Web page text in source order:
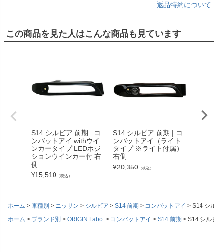
返品特約について
この商品を見た人はこんな商品も見ています
S14 シルビア 前期 | コ
ンバットアイ withウイ
ンカータイプ LEDポジ
ションウインカー付 右
側
¥15,510 （税込）
S14 シルビア 前期 | コ
ンバットアイ（ライト
タイプ ※ライト付属）
右側
¥20,350 （税込）
ホーム 車種別 ニッサン シルビア S14 前期 コンバットアイ
S14 シル
ホーム
ブランド別 ORIGIN Labo. コンバットアイ S14 前期 S14 シル